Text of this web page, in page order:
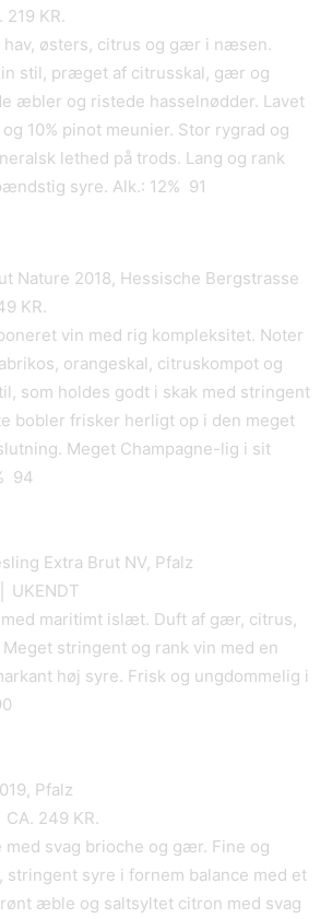
219 KR.
hav, østers, citrus og gær i næsen.
stil, præget af citrusskal, gær og
æbler og ristede hasselnødder. Lavet
10% pinot meunier. Stor rygrad og
lethed på trods. Lang og rank
syre. Alk.: 12% 91
Nature 2018, Hessische Bergstrasse
KR.
vin med rig kompleksitet. Noter
orangeskal, citruskompot og
som holdes godt i skak med stringent
bobler frisker herligt op i den meget
Meget Champagne-lig i sit
94
Extra Brut NV, Pfalz
UKENDT
maritimt islæt. Duft af gær, citrus,
Meget stringent og rank vin med en
høj syre. Frisk og ungdommelig i
Pfalz
CA. 249 KR.
svag brioche og gær. Fine og
stringent syre i fornem balance med et
æble og saltsyltet citron med svag